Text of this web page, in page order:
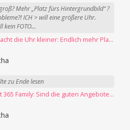
Mehr „Platz fürs Hintergrundbild“ ?
ICH > will eine größere Uhr.
kein FOTO...
→ iOS 27 macht die Uhr kleiner: Endlich mehr Platz fürs Hintergrundbild
zu Ende lesen
→ Microsoft 365 Family: Sind die guten Angebote vorbei?